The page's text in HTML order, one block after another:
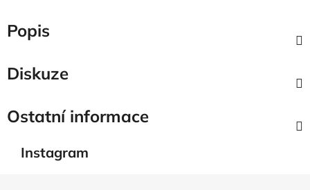
Popis
Diskuze
Ostatní informace
Instagram